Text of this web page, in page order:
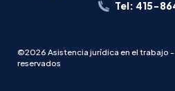
Tel: 415-
©2026 Asistencia jurídica en el trabajo -
reservados